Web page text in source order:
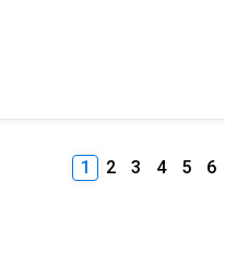
1 2 3 4 5 6